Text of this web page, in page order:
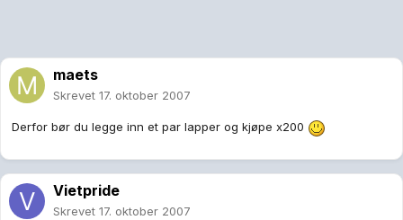
maets
Skrevet 17. oktober 2007
Derfor bør du legge inn et par lapper og kjøpe x200
Vietpride
Skrevet 17. oktober 2007